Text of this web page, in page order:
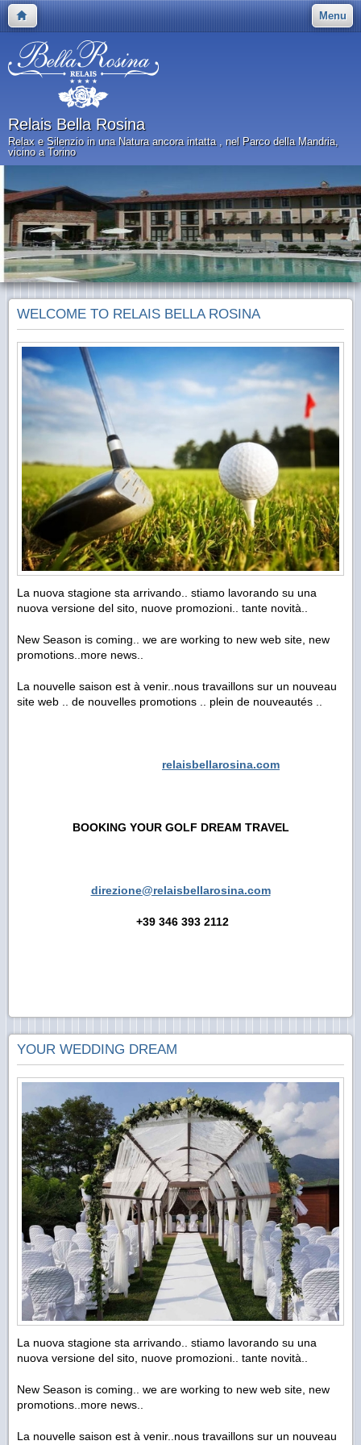
Menu
Relais Bella Rosina
Relax e Silenzio in una Natura ancora intatta , nel Parco della Mandria,
vicino a Torino
WELCOME TO RELAIS BELLA ROSINA
La nuova stagione sta arrivando.. stiamo lavorando su una
nuova versione del sito, nuove promozioni.. tante novità..
New Season is coming.. we are working to new web site, new
promotions..more news..
La nouvelle saison est à venir..nous travaillons sur un nouveau
site web .. de nouvelles promotions .. plein de nouveautés ..
relaisbellarosina.com
BOOKING YOUR GOLF DREAM TRAVEL
direzione@relaisbellarosina.com
+39 346 393 2112
YOUR WEDDING DREAM
La nuova stagione sta arrivando.. stiamo lavorando su una
nuova versione del sito, nuove promozioni.. tante novità..
New Season is coming.. we are working to new web site, new
promotions..more news..
La nouvelle saison est à venir..nous travaillons sur un nouveau